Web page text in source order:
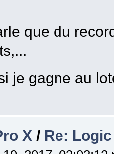
que du
je gagne au
X / Re: